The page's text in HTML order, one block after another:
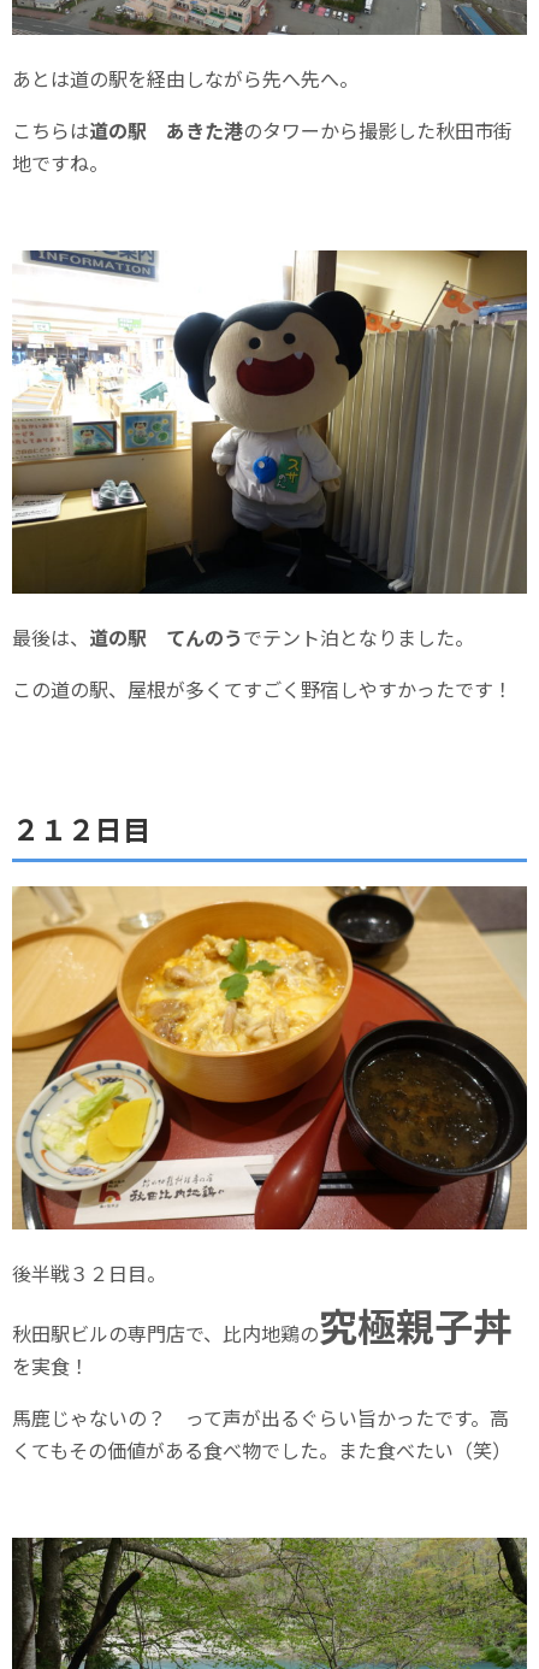
あとは道の駅を経由しながら先へ先へ。
こちらは道の駅 あきた港のタワーから撮影した秋田市街
地ですね。
最後は、 道の駅 てんのうでテント泊となりました。
この道の駅、屋根が多くてすごく野宿しやすかったです！
２１２日目
後半戦３２日目。
秋田駅ビルの専門店で、比内地鶏の究極親子丼
を実食！
馬鹿じゃないの？ って声が出るぐらい旨かったです。高
くてもその価値がある食べ物でした。また食べたい（笑）